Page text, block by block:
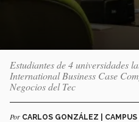
Estudiantes de 4 universidades
International Business Case
Negocios del Tec
Por CARLOS GONZÁLEZ | CAMPUS